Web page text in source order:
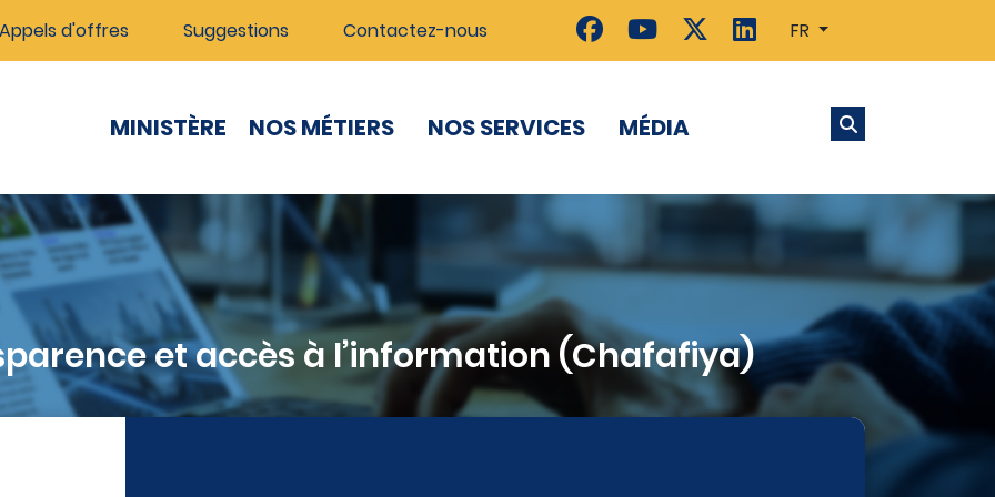
Appels d'offres Suggestions Contactez-nous FR
MINISTÈRE NOS MÉTIERS NOS SERVICES MÉDIA
et accès à l’information (Chafafiya)